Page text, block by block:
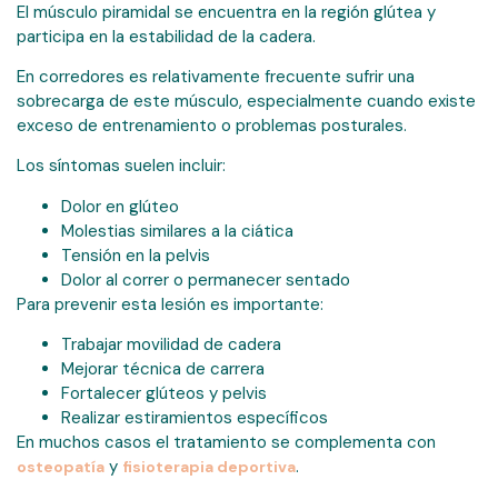
El músculo piramidal se encuentra en la región glútea y
participa en la estabilidad de la cadera.
En corredores es relativamente frecuente sufrir una
sobrecarga de este músculo, especialmente cuando existe
exceso de entrenamiento o problemas posturales.
Los síntomas suelen incluir:
Dolor en glúteo
Molestias similares a la ciática
Tensión en la pelvis
Dolor al correr o permanecer sentado
Para prevenir esta lesión es importante:
Trabajar movilidad de cadera
Mejorar técnica de carrera
Fortalecer glúteos y pelvis
Realizar estiramientos específicos
En muchos casos el tratamiento se complementa con
osteopatía y fisioterapia deportiva.